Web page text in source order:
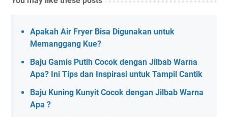
Apakah Air Fryer Bisa Digunakan untuk
Memanggang Kue?
Baju Gamis Putih Cocok dengan Jilbab Warna
Apa? Ini Tips dan Inspirasi untuk Tampil Cantik
Baju Kuning Kunyit Cocok dengan Jilbab Warna
Apa ?